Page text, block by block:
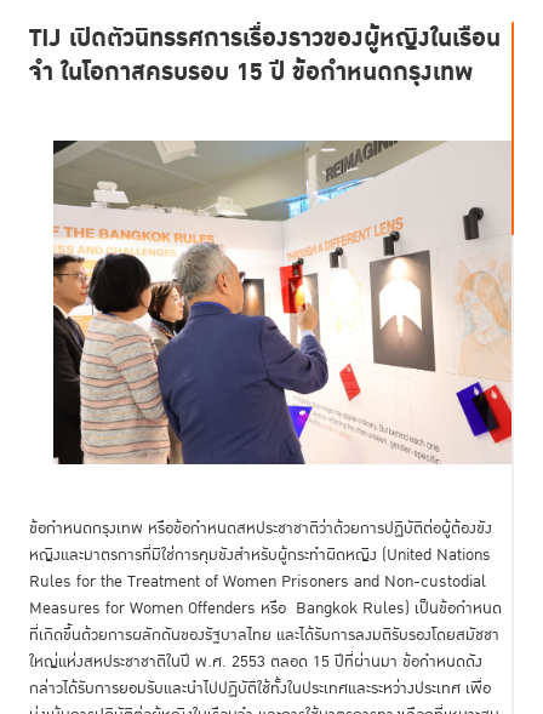
TIJ เปิดตัวนิทรรศการเรื่องราวของผู้หญิงในเรือน
จำในโอกาสครบรอบ 15 ปี ข้อกำหนดกรุงเทพ
ข้อกำหนดกรุงเทพ หรือข้อกำหนดสหประชาชาติว่าด้วยการปฏิบัติต่อผู้ต้องขัง
หญิงและมาตรการที่มิใช่การคุมขังสำหรับผู้กระทำผิดหญิง (United Nations
Rules for the Treatment of Women Prisoners and Non-custodial
Measures for Women Offenders หรือ Bangkok Rules) เป็นข้อกำหนด
ที่เกิดขึ้นด้วยการผลักดันของรัฐบาลไทย และได้รับการลงมติรับรองโดยสมัชชา
ใหญ่แห่งสหประชาชาติในปี พ.ศ. 2553 ตลอด 15 ปีที่ผ่านมา ข้อกำหนดดัง
กล่าวได้รับการยอมรับและนำไปปฏิบัติใช้ทั้งในประเทศและระหว่างประเทศ เพื่อ